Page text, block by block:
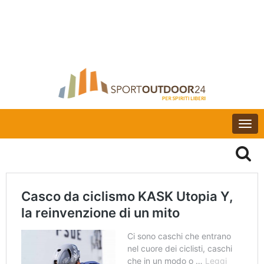
Casco da ciclismo KASK Utopia Y,
la reinvenzione di un mito
Ci sono caschi che entrano
nel cuore dei ciclisti, caschi
che in un modo o … Leggi